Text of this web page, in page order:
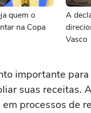
quem o
na Copa
A
Vasco
importante
suas receitas.
processos de